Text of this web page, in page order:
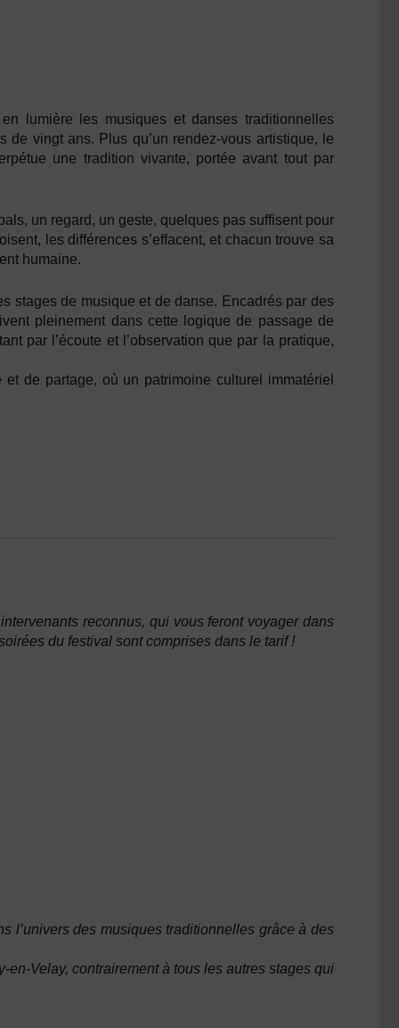
lumière les musiques et danses traditionnelles
vingt ans. Plus qu’un rendez-vous artistique, le
une tradition vivante, portée avant tout par
un regard, un geste, quelques pas suffisent pour
les différences s’effacent, et chacun trouve sa
humaine.
stages de musique et de danse. Encadrés par des
pleinement dans cette logique de passage de
par l’écoute et l’observation que par la pratique,
de partage, où un patrimoine culturel immatériel
reconnus, qui vous feront voyager dans
du festival sont comprises dans le tarif !
l’univers des musiques traditionnelles grâce à des
Velay, contrairement à tous les autres stages qui